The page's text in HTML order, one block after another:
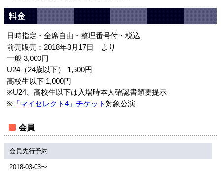
料金
日時指定・全席自由・整理番号付・税込
前売販売：2018年3月17日 より
一般 3,000円
U24（24歳以下） 1,500円
高校生以下 1,000円
※U24、高校生以下は入場時本人確認書類要提示
※「マイセレクト4」チケット対象公演
会員
会員先行予約
2018-03-03〜